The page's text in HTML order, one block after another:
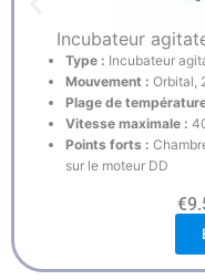
Incubateur
Type : Incubateur
Mouvement : Orbital,
Plage de
Vitesse maximale :
Points forts :
sur le moteur DD
€